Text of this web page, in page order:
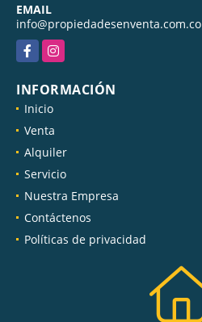
EMAIL
info@propiedadesenventa.com.co
FacebookInstagram
INFORMACIÓN
Inicio
Venta
Alquiler
Servicio
Nuestra Empresa
Contáctenos
Políticas de privacidad